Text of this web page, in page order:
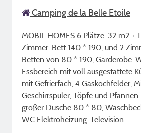
Camping de la Belle Etoile
MOBIL HOMES 6 Plätze. 32 m2 +
Zimmer: Bett 140 * 190, und 2
Betten von 80 * 190, Garderobe.
Essbereich mit voll ausgestattete
mit Gefrierfach, 4 Gaskochfelder,
Geschirrspuler, Töpfe und
großer Dusche 80 * 80,
WC Elektroheizung. Television.